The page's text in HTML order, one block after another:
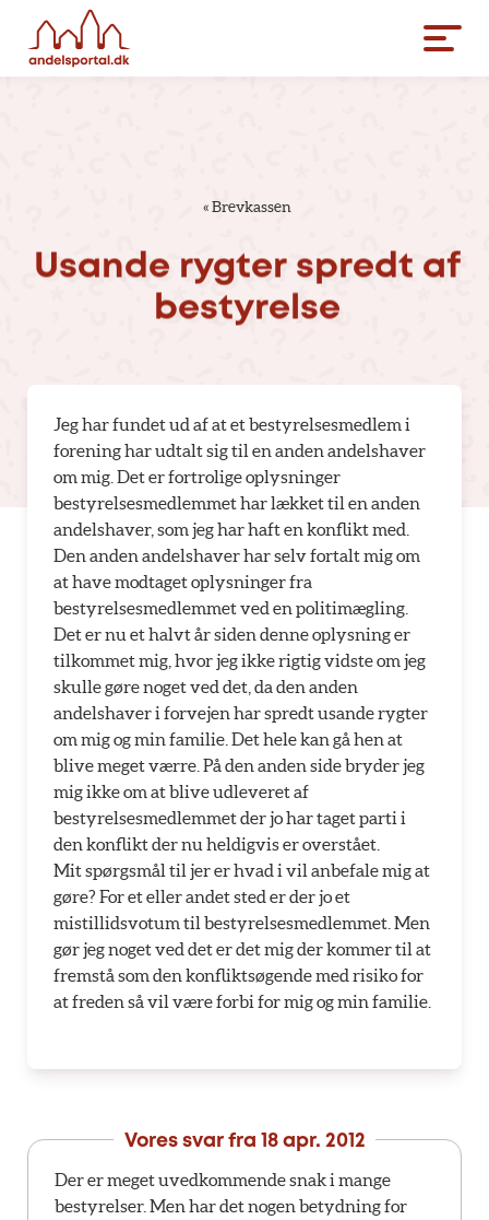
«Brevkassen
Usande rygter spredt af
bestyrelse
Jeg har fundet ud af at et bestyrelsesmedlem i
forening har udtalt sig til en anden andelshaver
om mig. Det er fortrolige oplysninger
bestyrelsesmedlemmet har lækket til en anden
andelshaver, som jeg har haft en konflikt med.
Den anden andelshaver har selv fortalt mig om
at have modtaget oplysninger fra
bestyrelsesmedlemmet ved en politimægling.
Det er nu et halvt år siden denne oplysning er
tilkommet mig, hvor jeg ikke rigtig vidste om jeg
skulle gøre noget ved det, da den anden
andelshaver i forvejen har spredt usande rygter
om mig og min familie. Det hele kan gå hen at
blive meget værre. På den anden side bryder jeg
mig ikke om at blive udleveret af
bestyrelsesmedlemmet der jo har taget parti i
den konflikt der nu heldigvis er overstået.
Mit spørgsmål til jer er hvad i vil anbefale mig at
gøre? For et eller andet sted er der jo et
mistillidsvotum til bestyrelsesmedlemmet. Men
gør jeg noget ved det er det mig der kommer til at
fremstå som den konfliktsøgende med risiko for
at freden så vil være forbi for mig og min familie.
Vores svar fra 18 apr. 2012
Der er meget uvedkommende snak i mange
bestyrelser. Men har det nogen betydning for